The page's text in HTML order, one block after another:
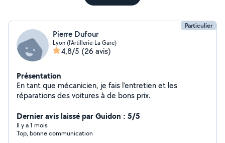
Particulier
Pierre Dufour
Lyon (l'Artillerie-La Gare)
4,8/5 (26 avis)
Présentation
En tant que mécanicien, je fais l’entretien et les
réparations des voitures à de bons prix.
Dernier avis laissé par Guidon : 5/5
Il y a 1 mois
Top, bonne communication